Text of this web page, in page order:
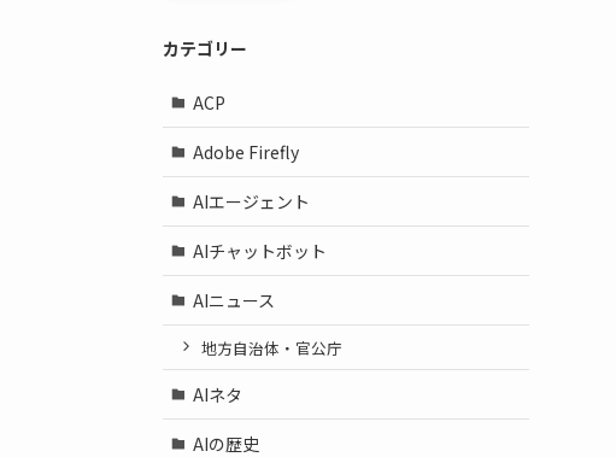
カテゴリー
ACP
Adobe Firefly
AIエージェント
AIチャットボット
AIニュース
地方自治体・官公庁
AIネタ
AIの歴史